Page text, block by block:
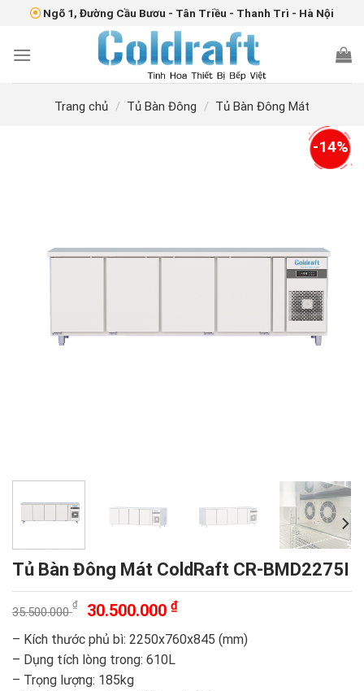
content
Ngõ 1, Đường Cầu Bươu - Tân Triều - Thanh Trì - Hà Nội
Trang chủ / Tủ Bàn Đông / Tủ Bàn Đông Mát
-14%
Tủ Bàn Đông Mát ColdRaft CR-BMD2275I
35.500.000
₫
Giá
gốc
là:
35.500.000 ₫.
30.500.000 ₫Giá
hiện
tại
– Kích thước phủ bì: 2250x760x845 (mm)
– Dụng tích lòng trong: 610L
– Trọng lượng: 185kg